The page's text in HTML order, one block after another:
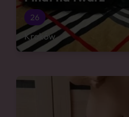
26
Kraków